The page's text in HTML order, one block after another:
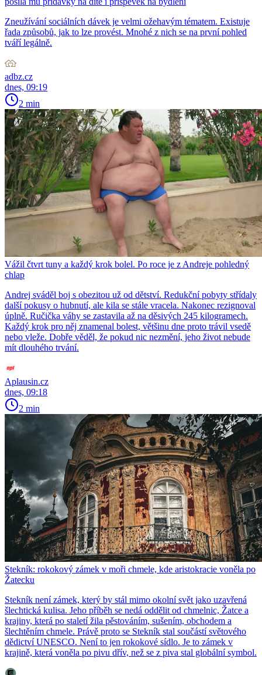
Zneužívání sociálních dávek je velmi ožehavým tématem. Existuje
řada způsobů, jak to lze provést. Mnohé z nich se na první pohled
tváří legálně.
adbz.cz
dnes, 09:19
2 min
Vážil čtvrt tuny a každý krok bolel. Po roce je z Andreje pohledný
chlap
Andrej sváděl boj s obezitou už od dětství. Redukční pobyty střídaly
další pokusy o hubnutí, ale kila se stále vracela. Nakonec rezignoval
úplně. Ručička váhy se zastavila až na děsivých 245 kilogramech.
Každý krok pro něj znamenal bolest, většinu dne proto trávil vsedě
nebo vleže. Dobře věděl, že pokud nic nezmění, jeho život nebude
mít dlouhého trvání.
Aplausin.cz
dnes, 09:18
2 min
Stekník: rokokový zámek v moři chmele, kde aristokracie voněla po
Žatecku
Stekník není zámek, který by stál mimo okolní svět jako uzavřená
šlechtická kulisa. Jeho příběh se nedá oddělit od chmelnic, Žatce a
krajiny, která po staletí žila pěstováním, sušením, obchodem a
šlechtěním chmele. Právě proto se Stekník stal součástí světového
dědictví UNESCO. Není to jen rokokové sídlo. Je to zámek v
krajině, která voněla po pivu dřív, než se z piva stal globální symbol.